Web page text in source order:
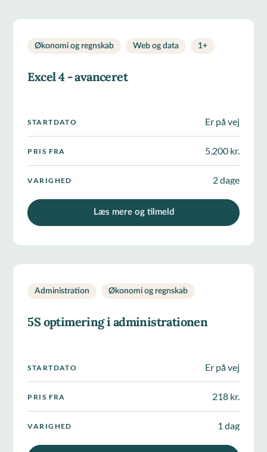
Økonomi og regnskab Web og data 1+
Excel 4 - avanceret
STARTDATO Er på vej
PRIS FRA 5.200 kr.
VARIGHED 2 dage
Læs mere og tilmeld
Administration Økonomi og regnskab
5S optimering i administrationen
STARTDATO Er på vej
PRIS FRA 218 kr.
VARIGHED 1 dag